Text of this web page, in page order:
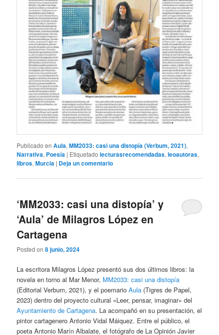
Publicado en Aula,MM2033: casi una distopía (Verbum, 2021),
Narrativa, Poesía | Etiquetado lecturasrecomendadas,leoautoras,
libros,Murcia | Deja un comentario
‘MM2033: casi una distopía’ y
‘Aula’ de Milagros López en
Cartagena
Posted on8 junio, 2024
La escritora Milagros López presentó sus dos últimos libros: la
novela en torno al Mar Menor, MM2033: casi una distopía
(Editorial Verbum, 2021), y el poemarioAula (Tigres de Papel,
2023) dentro del proyecto cultural «Leer, pensar, imaginar» del
Ayuntamiento de Cartagena. La acompañó en su presentación, el
pintor cartagenero Antonio Vidal Máiquez. Entre el público, el
poeta Antonio Marín Albalate, el fotógrafo de La Opinión Javier